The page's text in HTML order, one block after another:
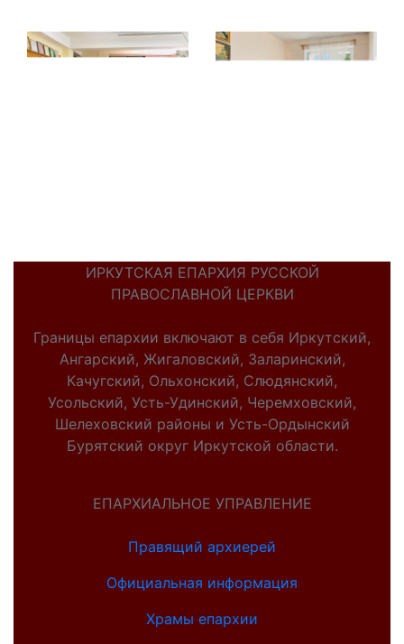
ИРКУТСКАЯ ЕПАРХИЯ РУССКОЙ
ПРАВОСЛАВНОЙ ЦЕРКВИ
Границы епархии включают в себя Иркутский,
Ангарский, Жигаловский, Заларинский,
Качугский, Ольхонский, Слюдянский,
Усольский, Усть-Удинский, Черемховский,
Шелеховский районы и Усть-Ордынский
Бурятский округ Иркутской области.
ЕПАРХИАЛЬНОЕ УПРАВЛЕНИЕ
Правящий архиерей
Официальная информация
Храмы епархии